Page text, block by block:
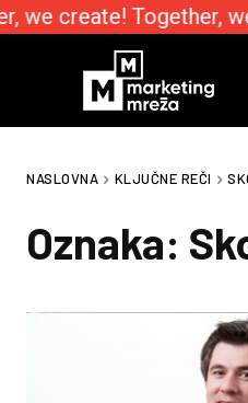
we create! Together,
NASLOVNA KLJUČNE REČI
Oznaka: